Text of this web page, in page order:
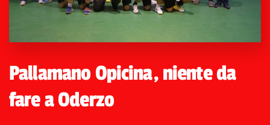
Pallamano Opicina, niente da
fare a Oderzo